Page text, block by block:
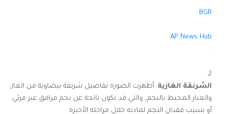
BGR
AP News Hub
.
الشرنقة الغازية: أظهرت الصورة تفاصيل شرنقة بيضاوية من الغاز
والغبار المحيط بالنجم، والتي قد تكون ناتجة عن نجم مرافق غير مرئي
أو بسبب فقدان النجم لمادته خلال مراحله الأخيرة​